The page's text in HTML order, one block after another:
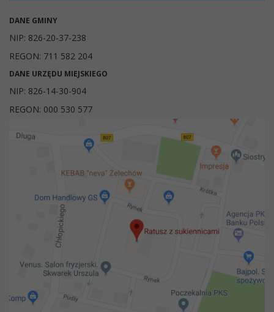
DANE GMINY
NIP: 826-20-37-238
REGON: 711 582 204
DANE URZĘDU MIEJSKIEGO
NIP: 826-14-30-904
REGON: 000 530 577